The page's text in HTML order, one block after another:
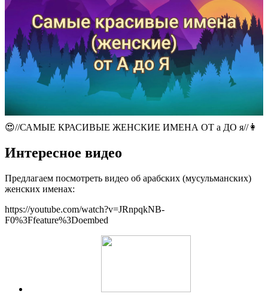
😍//САМЫЕ КРАСИВЫЕ ЖЕНСКИЕ ИМЕНА ОТ а ДО я//👩
Интересное видео
Предлагаем посмотреть видео об арабских (мусульманских)
женских именах:
https://youtube.com/watch?v=JRnpqkNB-
F0%3Ffeature%3Doembed